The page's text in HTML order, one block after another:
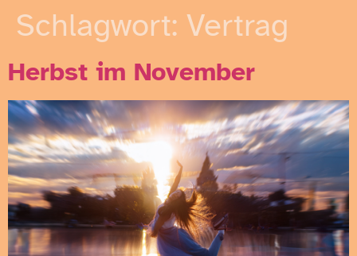
Schlagwort: Vertrag
Herbst im November